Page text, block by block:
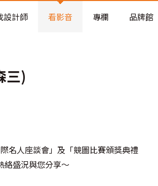
老屋預算分配與高 CP 值煥新術
設計師 看影音 專欄 品牌館
三)
名人座談會」及「競圖比賽頒獎典禮
絡盛況與您分享～